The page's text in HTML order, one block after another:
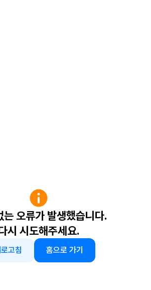
는 오류가 발생했습니다.
시 시도해주세요.
고침 홈으로 가기